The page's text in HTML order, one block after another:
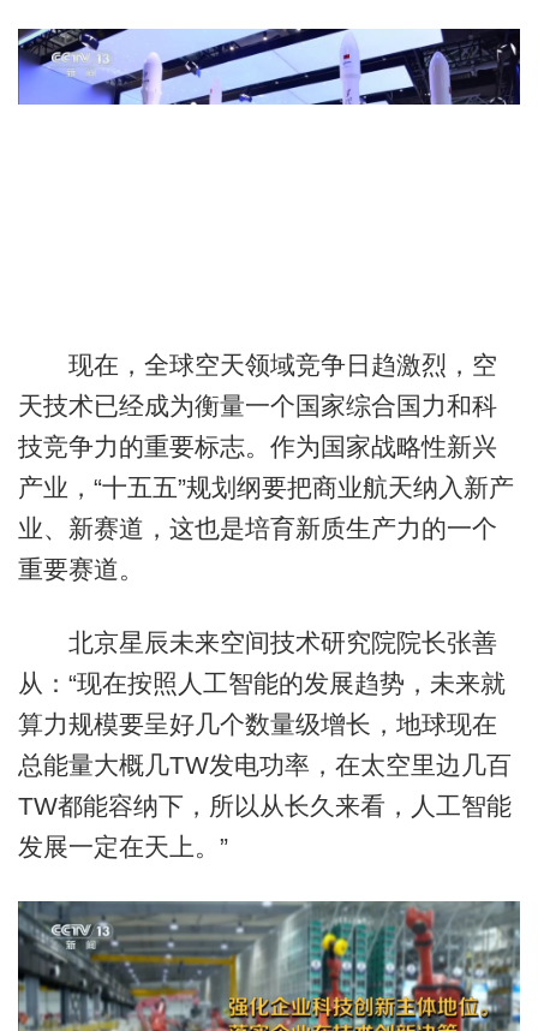
现在，全球空天领域竞争日趋激烈，空
天技术已经成为衡量一个国家综合国力和科
技竞争力的重要标志。作为国家战略性新兴
产业，“十五五”规划纲要把商业航天纳入新产
业、新赛道，这也是培育新质生产力的一个
重要赛道。
北京星辰未来空间技术研究院院长张善
从：“现在按照人工智能的发展趋势，未来就
算力规模要呈好几个数量级增长，地球现在
总能量大概几TW发电功率，在太空里边几百
TW都能容纳下，所以从长久来看，人工智能
发展一定在天上。”